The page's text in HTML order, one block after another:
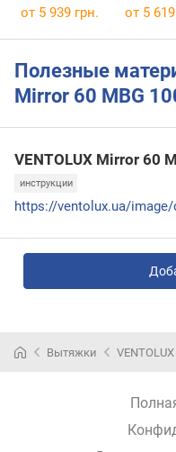
950 TC MS
1000
от 5 939 грн. от 5
Полезные
Mirror 60 MBG
VENTOLUX Mirror 60
инструкции
Вытяжки VENTOLUX